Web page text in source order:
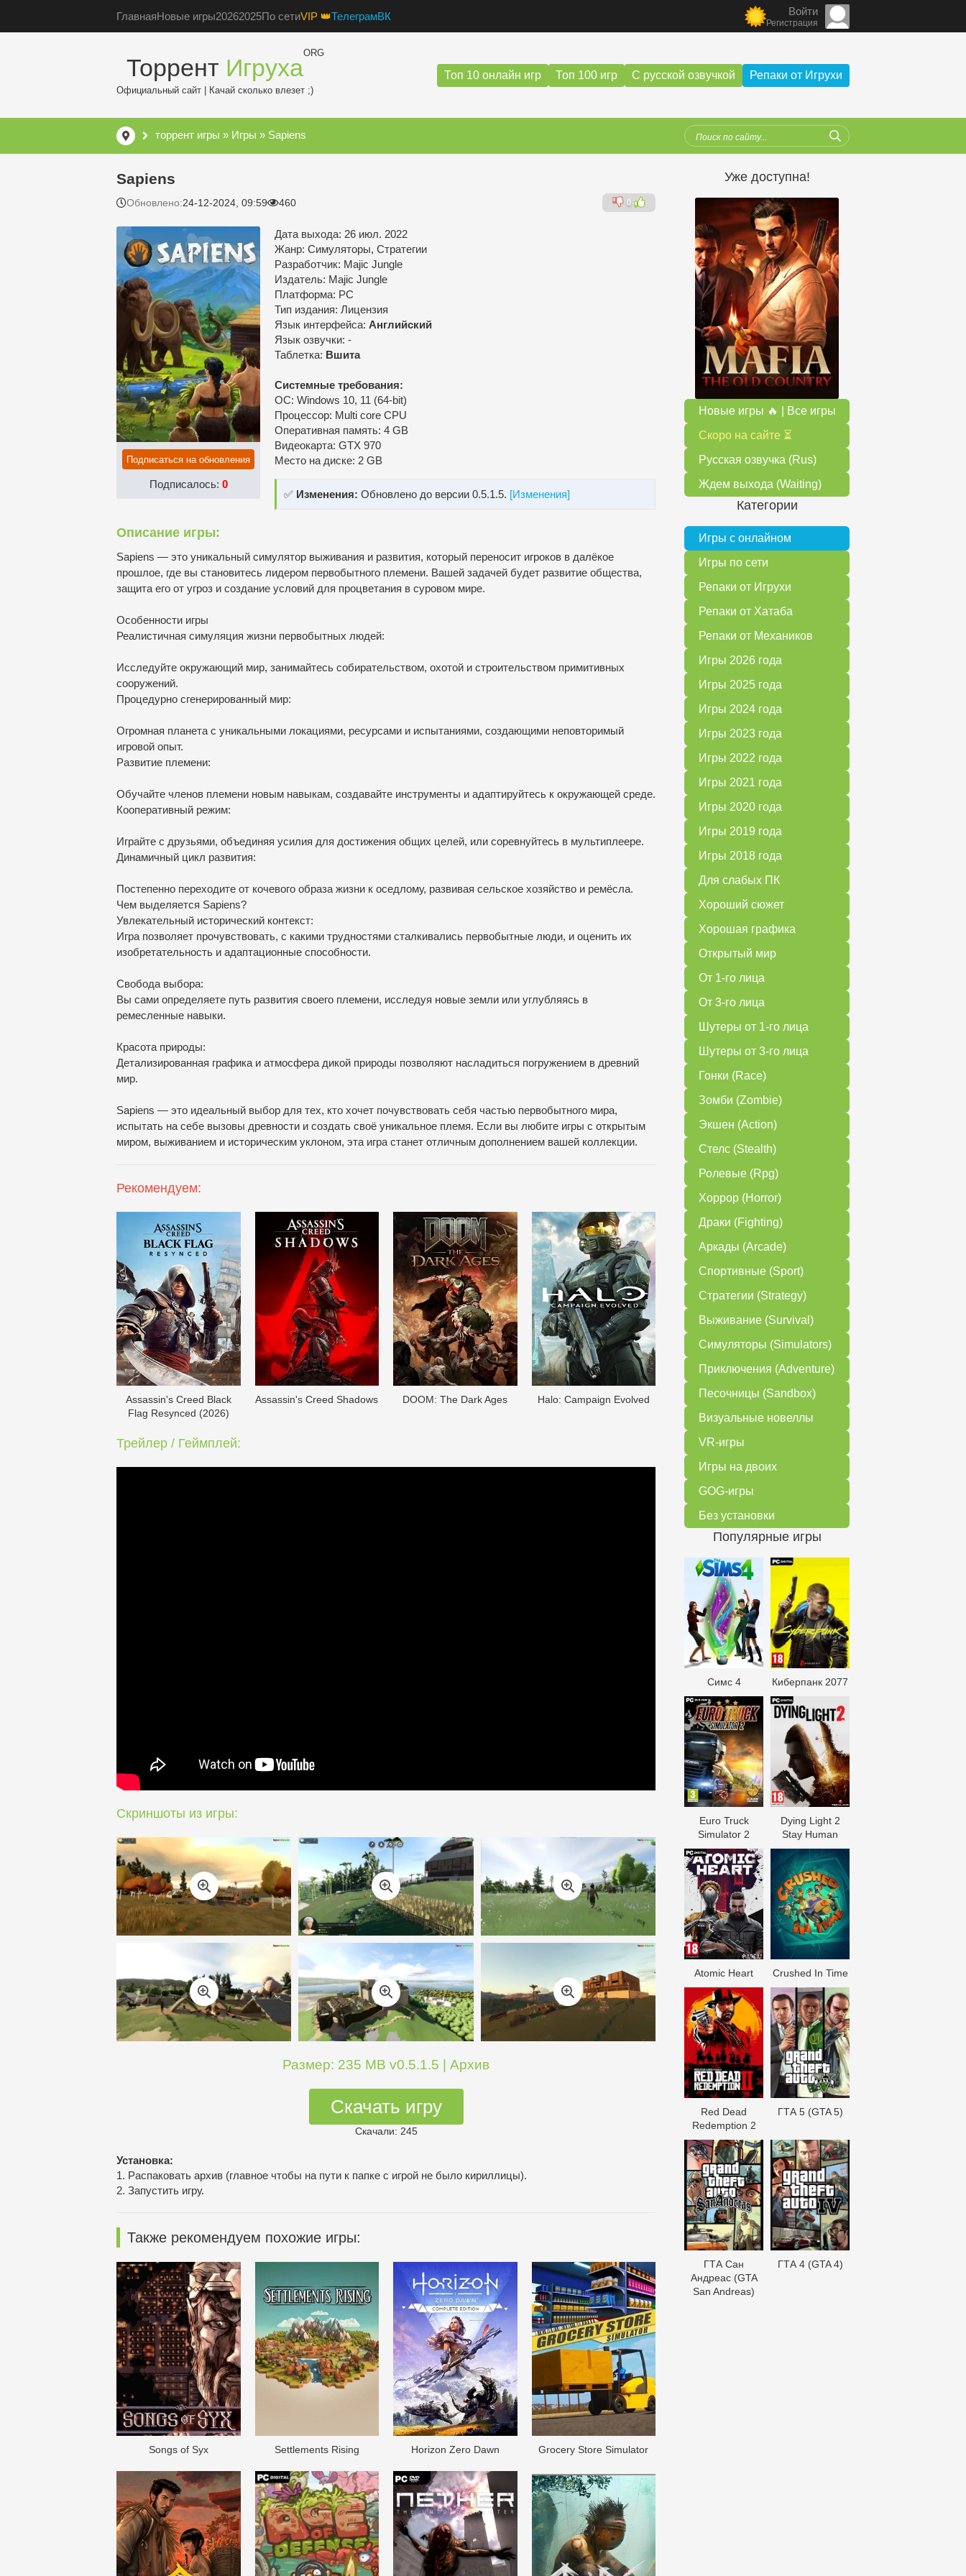
ГлавнаяНовые игры20262025По сетиVIP 👑ТелеграмВК Войти
Регистрация
Торрент Игруха
ORG
Официальный сайт | Качай сколько влезет ;)
Топ 10 онлайн игр Топ 100 игр С русской озвучкой Репаки от Игрухи
торрент игры » Игры » Sapiens
Sapiens
Обновлено:24-12-2024, 09:59 460 0
Подписаться на обновления
Подписалось: 0
Дата выхода: 26 июл. 2022
Жанр: Симуляторы, Стратегии
Разработчик: Majic Jungle
Издатель: Majic Jungle
Платформа: PC
Тип издания: Лицензия
Язык интерфейса: Английский
Язык озвучки: -
Таблетка: Вшита
Системные требования:
ОС: Windows 10, 11 (64-bit)
Процессор: Multi core CPU
Оперативная память: 4 GB
Видеокарта: GTX 970
Место на диске: 2 GB
✅ Изменения: Обновлено до версии 0.5.1.5. [Изменения]
Описание игры:
Sapiens — это уникальный симулятор выживания и развития, который переносит игроков в далёкое
прошлое, где вы становитесь лидером первобытного племени. Вашей задачей будет развитие общества,
защита его от угроз и создание условий для процветания в суровом мире.
Особенности игры
Реалистичная симуляция жизни первобытных людей:
Исследуйте окружающий мир, занимайтесь собирательством, охотой и строительством примитивных
сооружений.
Процедурно сгенерированный мир:
Огромная планета с уникальными локациями, ресурсами и испытаниями, создающими неповторимый
игровой опыт.
Развитие племени:
Обучайте членов племени новым навыкам, создавайте инструменты и адаптируйтесь к окружающей среде.
Кооперативный режим:
Играйте с друзьями, объединяя усилия для достижения общих целей, или соревнуйтесь в мультиплеере.
Динамичный цикл развития:
Постепенно переходите от кочевого образа жизни к оседлому, развивая сельское хозяйство и ремёсла.
Чем выделяется Sapiens?
Увлекательный исторический контекст:
Игра позволяет прочувствовать, с какими трудностями сталкивались первобытные люди, и оценить их
изобретательность и адаптационные способности.
Свобода выбора:
Вы сами определяете путь развития своего племени, исследуя новые земли или углубляясь в
ремесленные навыки.
Красота природы:
Детализированная графика и атмосфера дикой природы позволяют насладиться погружением в древний
мир.
Sapiens — это идеальный выбор для тех, кто хочет почувствовать себя частью первобытного мира,
испытать на себе вызовы древности и создать своё уникальное племя. Если вы любите игры с открытым
миром, выживанием и историческим уклоном, эта игра станет отличным дополнением вашей коллекции.
Рекомендуем:
Assassin's Creed Black
Flag Resynced (2026)
Assassin's Creed Shadows DOОM: The Dark Ages Halo: Campaign Evolved
Трейлер / Геймплей:
Скриншоты из игры:
Размер: 235 MB v0.5.1.5 | Архив
Скачать игру
Скачали: 245
Установка:
1. Распаковать архив (главное чтобы на пути к папке с игрой не было кириллицы).
2. Запустить игру.
Также рекомендуем похожие игры:
Songs of Syx Settlements Rising Horizоn Zero Dawn Grocery Store Simulator
Уже доступна!
Новые игры 🔥 | Все игры
Скоро на сайте ⏳
Русская озвучка (Rus)
Ждем выхода (Waiting)
Категории
Игры с онлайном
Игры по сети
Репаки от Игрухи
Репаки от Хатаба
Репаки от Механиков
Игры 2026 года
Игры 2025 года
Игры 2024 года
Игры 2023 года
Игры 2022 года
Игры 2021 года
Игры 2020 года
Игры 2019 года
Игры 2018 года
Для слабых ПК
Хороший сюжет
Хорошая графика
Открытый мир
От 1-го лица
От 3-го лица
Шутеры от 1-го лица
Шутеры от 3-го лица
Гонки (Race)
Зомби (Zombie)
Экшен (Action)
Стелс (Stealth)
Ролевые (Rpg)
Хоррор (Horror)
Драки (Fighting)
Аркады (Arcade)
Спортивные (Sport)
Стратегии (Strategy)
Выживание (Survival)
Симуляторы (Simulators)
Приключения (Adventure)
Песочницы (Sandbox)
Визуальные новеллы
VR-игры
Игры на двоих
GOG-игры
Без установки
Популярные игры
Симс 4 Киберпанк 2077
Euro Truck
Simulator 2
Dying Light 2
Stay Human
Atomic Heart Crushed In Time
Red Dead
Redеmption 2
ГТА 5 (GTA 5)
ГТА Сан
Андреас (GTA
San Andreas)
ГТА 4 (GTA 4)